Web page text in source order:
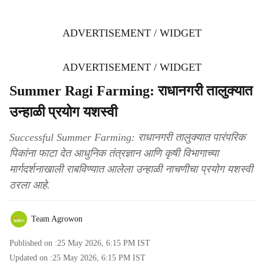
ADVERTISEMENT / WIDGET
ADVERTISEMENT / WIDGET
Summer Ragi Farming: राधानगरी तालुक्यात
उन्हाळी प्रयोग यशस्वी
Successful Summer Farming: राधानगरी तालुक्यात पारंपरिक
पिकांना फाटा देत आधुनिक तंत्रज्ञान आणि कृषी विभागाच्या
मार्गदर्शनाखाली राबविण्यात आलेला उन्हाळी नाचणीचा प्रयोग यशस्वी
ठरला आहे.
Team Agrowon
Published on :25 May 2026, 6:15 PM IST
Updated on :25 May 2026, 6:15 PM IST